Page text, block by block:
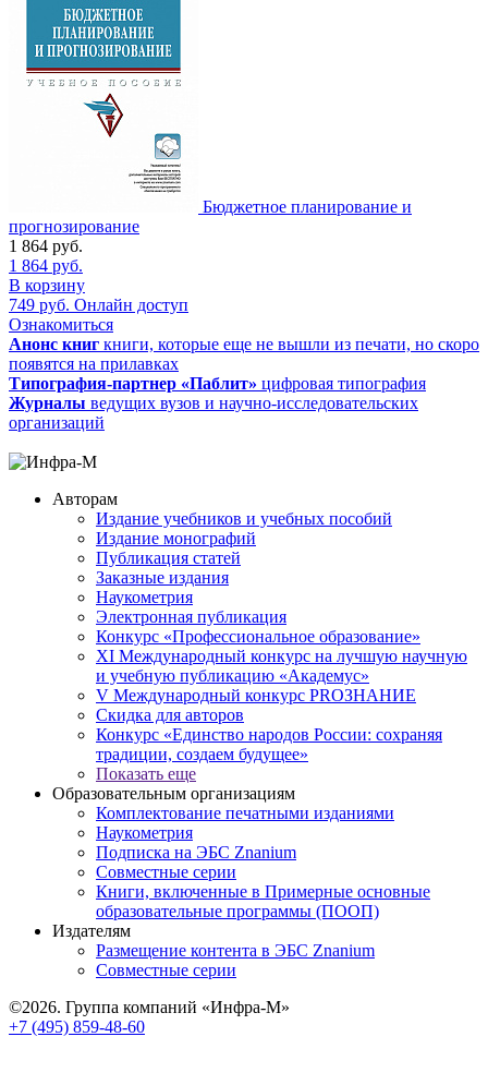
Бюджетное планирование и
прогнозирование
1 864 руб.
1 864 руб.
В корзину
749 руб. Онлайн доступ
Ознакомиться
Анонс книг книги, которые еще не вышли из печати, но скоро
появятся на прилавках
Типография-партнер «Паблит» цифровая типография
Журналы ведущих вузов и научно-исследовательских
организаций
Авторам
Издание учебников и учебных пособий
Издание монографий
Публикация статей
Заказные издания
Наукометрия
Электронная публикация
Конкурс «Профессиональное образование»
XI Международный конкурс на лучшую научную
и учебную публикацию «Академус»
V Международный конкурс PROЗНАНИЕ
Скидка для авторов
Конкурс «Единство народов России: сохраняя
традиции, создаем будущее»
Показать еще
Образовательным организациям
Комплектование печатными изданиями
Наукометрия
Подписка на ЭБС Znanium
Совместные серии
Книги, включенные в Примерные основные
образовательные программы (ПООП)
Издателям
Размещение контента в ЭБС Znanium
Совместные серии
©2026. Группа компаний «Инфра-М»
+7 (495) 859-48-60